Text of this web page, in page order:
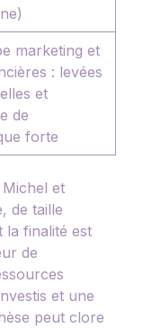
marketing et
: levées
et
de
forte
Michel et
de taille
la finalité est
de
et une
peut clore